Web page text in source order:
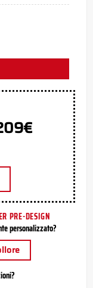
PRE-DESIGN
personalizzato?